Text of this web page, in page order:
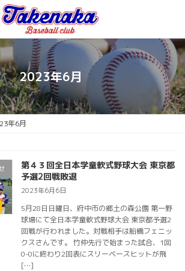
2023年6月
年6月
第４３回全日本学童軟式野球大会 東京都
予選2回戦敗退
2023年6月6日
5月28日日曜日、府中市の郷土の森公園 第一野
球場にて全日本学童軟式野球大会 東京都予選2
回戦が行われました。対戦相手は船橋フェニッ
クスさんです。 竹仲先行で始まった試合、1回
0-0に終わり2回表にスリーベースヒットが飛
[…]